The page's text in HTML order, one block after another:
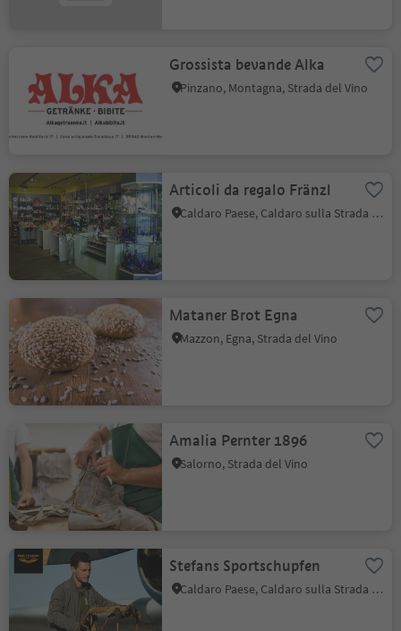
Grossista bevande Alka
Pinzano, Montagna, Strada del Vino
Articoli da regalo Fränzl
Caldaro Paese, Caldaro sulla Strada del Vino, Strada del Vino
Mataner Brot Egna
Mazzon, Egna, Strada del Vino
Amalia Pernter 1896
Salorno, Strada del Vino
Stefans Sportschupfen
Caldaro Paese, Caldaro sulla Strada del Vino, Strada del Vino